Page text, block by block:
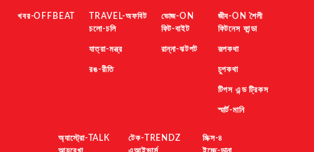
খবর-OFFBEAT
TRAVEL-অফবিট
চলো-চলি
যাত্রা-মন্ত্র
রঙ-রীতি
ভোজ-ON
ফিট-বাইট
রান্না-ঝটপট
জীব-ON শৈলী
ফিটনেস ফান্ডা
রূপকথা
চুপকথা
টিপস এন্ড ট্রিকস
স্মার্ট-মানি
অ্যাস্ট্রো-TALK
টেক-TRENDZ
মিক্স-৪